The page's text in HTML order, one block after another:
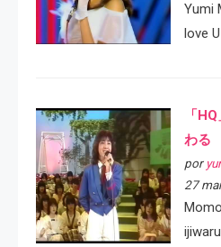
Yumi
love U
「
わる
por
27
ijiwaru